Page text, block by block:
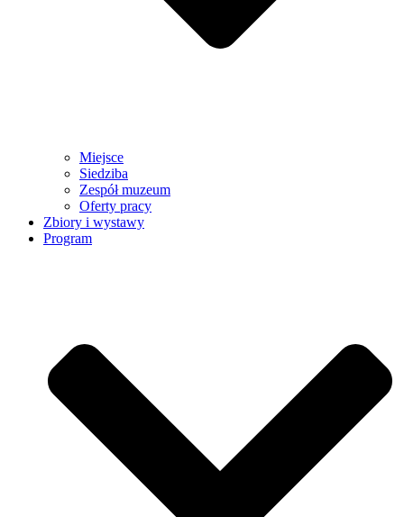
Miejsce
Siedziba
Zespół muzeum
Oferty pracy
Zbiory i wystawy
Program